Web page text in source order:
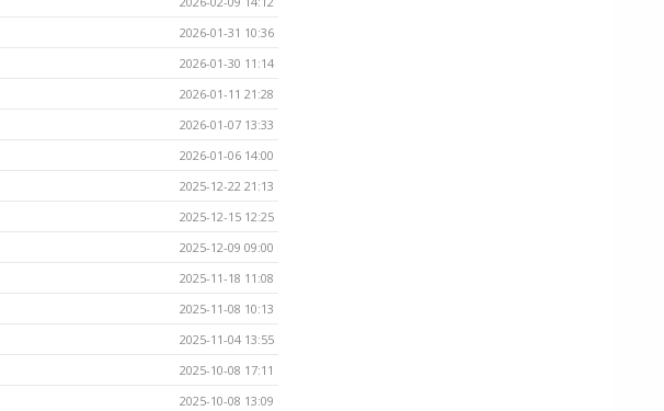
2026-01-31 10:36
2026-01-30 11:14
2026-01-11 21:28
2026-01-07 13:33
2026-01-06 14:00
2025-12-22 21:13
2025-12-15 12:25
2025-12-09 09:00
2025-11-18 11:08
2025-11-08 10:13
2025-11-04 13:55
2025-10-08 17:11
2025-10-08 13:09